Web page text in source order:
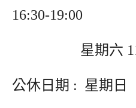
16:30-19:00
星期六
公休日期 : 星期